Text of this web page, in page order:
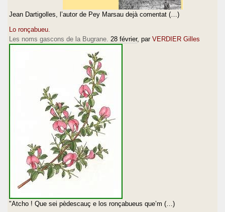
Jean Dartigolles, l’autor de Pey Marsau dejà comentat (…)
Lo ronçabueu.
Les noms gascons de la Bugrane. 28 février, par VERDIER Gilles
"Atcho ! Que sei pèdescauç e los ronçabueus que’m (…)